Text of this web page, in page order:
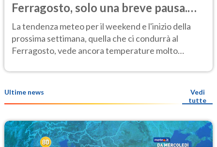
Ferragosto, solo una breve pausa.
Ecco dove
La tendenza meteo per il weekend e l'inizio della
prossima settimana, quella che ci condurrà al
Ferragosto, vede ancora temperature molto
Ultime news
Vedi
tutte